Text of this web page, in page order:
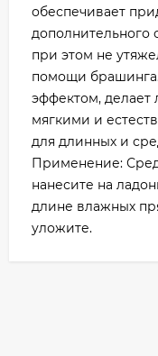
обеспечивает
дополнительного
при этом не
помощи
эффектом, делает
мягкими и
для длинных и
Применение:
нанесите на
длине влажных
уложите.